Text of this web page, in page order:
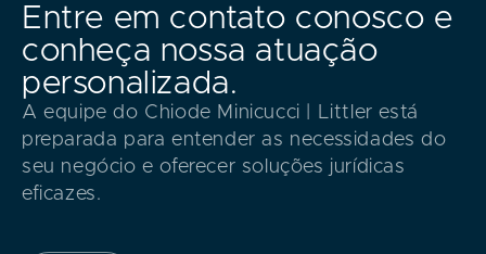
Entre em contato conosco e
conheça nossa atuação
personalizada.
A equipe do Chiode Minicucci | Littler está
preparada para entender as necessidades do
seu negócio e oferecer soluções jurídicas
eficazes.